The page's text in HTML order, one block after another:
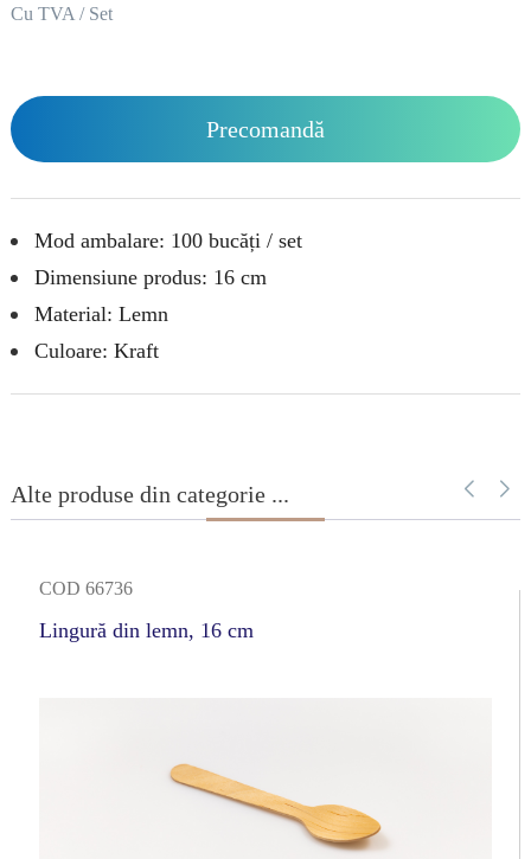
Cu TVA / Set
Precomandă
Mod ambalare: 100 bucăți / set
Dimensiune produs: 16 cm
Material: Lemn
Culoare: Kraft
Alte produse din categorie ...
COD 66736
Lingură din lemn, 16 cm